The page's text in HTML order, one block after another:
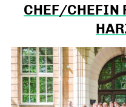
CHEF/CHEFIN